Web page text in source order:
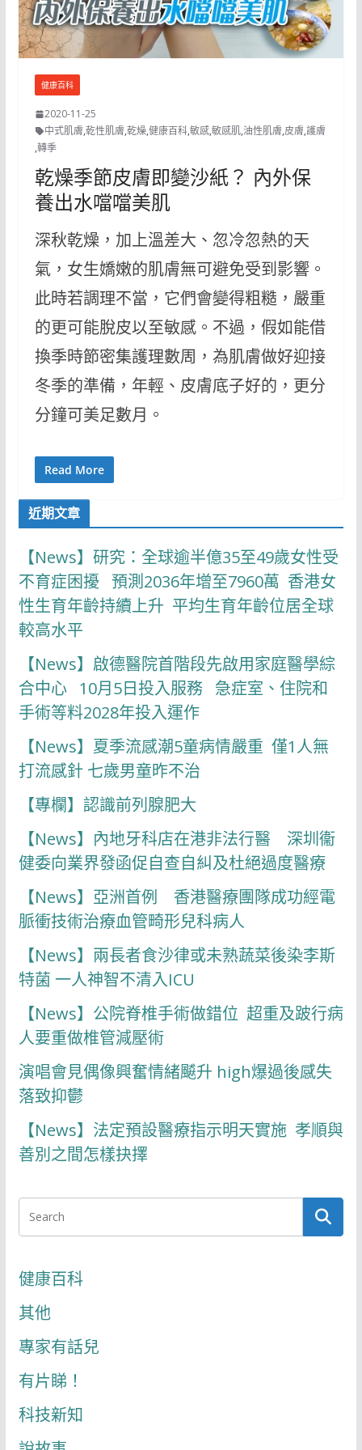
健康百科
2020-11-25
中式肌膚,乾性肌膚,乾燥,健康百科,敏感,敏感肌,油性肌膚,皮膚,護膚
,轉季
乾燥季節皮膚即變沙紙？ 內外保
養出水噹噹美肌
深秋乾燥，加上溫差大、忽冷忽熱的天
氣，女生嬌嫩的肌膚無可避免受到影響。
此時若調理不當，它們會變得粗糙，嚴重
的更可能脫皮以至敏感。不過，假如能借
換季時節密集護理數周，為肌膚做好迎接
冬季的準備，年輕、皮膚底子好的，更分
分鐘可美足數月。
Read More
近期文章
【News】研究：全球逾半億35至49歲女性受
不育症困擾 預測2036年增至7960萬 香港女
性生育年齡持續上升 平均生育年齡位居全球
較高水平
【News】啟德醫院首階段先啟用家庭醫學綜
合中心 10月5日投入服務 急症室、住院和
手術等料2028年投入運作
【News】夏季流感潮5童病情嚴重 僅1人無
打流感針 七歲男童昨不治
【專欄】認識前列腺肥大
【News】內地牙科店在港非法行醫 深圳衞
健委向業界發函促自查自糾及杜絕過度醫療
【News】亞洲首例 香港醫療團隊成功經電
脈衝技術治療血管畸形兒科病人
【News】兩長者食沙律或未熟蔬菜後染李斯
特菌 一人神智不清入ICU
【News】公院脊椎手術做錯位 超重及跛行病
人要重做椎管減壓術
演唱會見偶像興奮情緒飇升 high爆過後感失
落致抑鬱
【News】法定預設醫療指示明天實施 孝順與
善別之間怎樣抉擇
健康百科
其他
專家有話兒
有片睇！
科技新知